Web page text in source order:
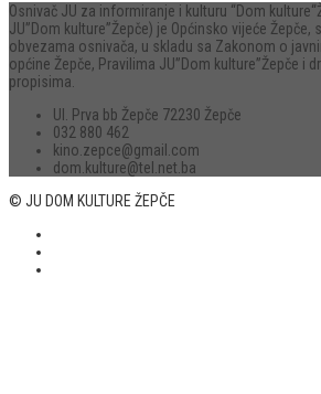
Osnivač JU za informiranje i kulturu “Dom
JU”Dom kulture”Žepče) je Općinsko vijeće Žepče,
obvezama osnivača, u skladu sa Zakonom o
općine Žepče, Pravilima JU”Dom kulture”Žepče i
propisima.
Ul. Prva bb Žepče 72230 Žepče
032 880 462
kino.zepce@gmail.com
dom.kulture@tel.net.ba
© JU DOM KULTURE ŽEPČE